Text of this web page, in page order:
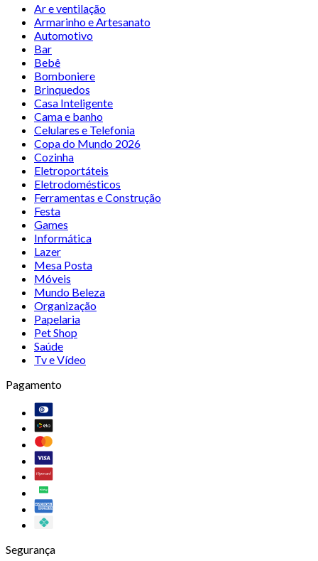
Ar e ventilação
Armarinho e Artesanato
Automotivo
Bar
Bebê
Bomboniere
Brinquedos
Casa Inteligente
Cama e banho
Celulares e Telefonia
Copa do Mundo 2026
Cozinha
Eletroportáteis
Eletrodomésticos
Ferramentas e Construção
Festa
Games
Informática
Lazer
Mesa Posta
Móveis
Mundo Beleza
Organização
Papelaria
Pet Shop
Saúde
Tv e Vídeo
Pagamento
Segurança